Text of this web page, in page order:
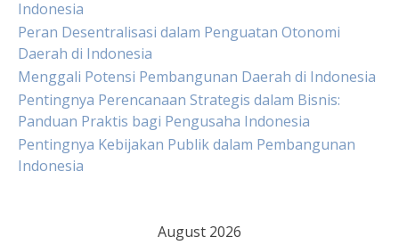
Indonesia
Peran Desentralisasi dalam Penguatan Otonomi
Daerah di Indonesia
Menggali Potensi Pembangunan Daerah di Indonesia
Pentingnya Perencanaan Strategis dalam Bisnis:
Panduan Praktis bagi Pengusaha Indonesia
Pentingnya Kebijakan Publik dalam Pembangunan
Indonesia
August 2026